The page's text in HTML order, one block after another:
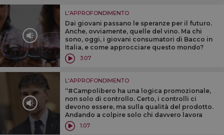
L'APPROFONDIMENTO
Dai giovani passano le speranze per il futuro.
Anche, ovviamente, quelle del vino. Ma chi
sono, oggi, i giovani consumatori di Bacco in
Italia, e come approcciare questo mondo?
Risponde la sociologa dei consumi Marilena
Colussi
3:07
L'APPROFONDIMENTO
“#Campolibero ha una logica promozionale,
non solo di controllo. Certo, i controlli ci
devono essere, ma sulla qualità del prodotto.
Andando a colpire solo chi davvero lavora
male”. Così Andrea Olivero vice ministro
Agricoltura
1:07